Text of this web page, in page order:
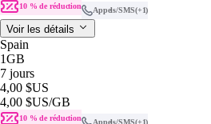
10 % de réduction Appels/SMS(+1)
Voir les détails
Spain
1GB
7 jours
4,00 $US
4,00 $US/GB
10 % de réduction Appels/SMS(+1)